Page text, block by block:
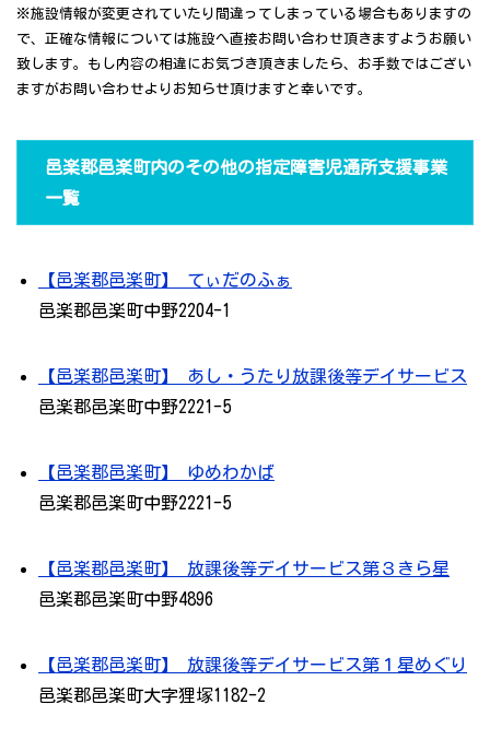
※施設情報が変更されていたり間違ってしまっている場合もありますの
で、正確な情報については施設へ直接お問い合わせ頂きますようお願い
致します。もし内容の相違にお気づき頂きましたら、お手数ではござい
ますがお問い合わせよりお知らせ頂けますと幸いです。
邑楽郡邑楽町内のその他の指定障害児通所支援事業
一覧
【邑楽郡邑楽町】 てぃだのふぁ
邑楽郡邑楽町中野2204-1
【邑楽郡邑楽町】 あし・うたり放課後等デイサービス
邑楽郡邑楽町中野2221-5
【邑楽郡邑楽町】 ゆめわかば
邑楽郡邑楽町中野2221-5
【邑楽郡邑楽町】 放課後等デイサービス第３きら星
邑楽郡邑楽町中野4896
【邑楽郡邑楽町】 放課後等デイサービス第１星めぐり
邑楽郡邑楽町大字狸塚1182-2